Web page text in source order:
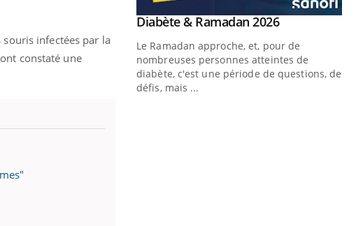
infectées par la
constaté une
Youtube
Diabète & Ramadan 2026Youtube
Le Ramadan approche, et, pour de
nombreuses personnes atteintes de
diabète, c'est une période de questions, de
défis, mais ...